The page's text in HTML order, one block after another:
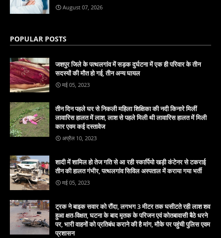
August 07, 2026
POPULAR POSTS
जशपुर जिले के पत्थलगांव में सड़क दुर्घटना में एक ही परिवार के तीन
सदस्यों की मौत हो गई, तीन अन्य घायल
मई 05, 2023
तीन दिन पहले घर से निकली महिला शिक्षिका की नदी किनारे मिलीं
लावारिस हालत में लाश, लाश से पहले मिली थी लावारिस हालत में मिली
कार एवम कई दस्तावेज
अप्रैल 10, 2023
शादी में शामिल हो तेज गति से आ रही स्कार्पियो खड़ी कंटेनर से टकराई
तीन की हालत गंभीर, पत्थलगांव सिविल अस्पताल में कराया गया भर्ती
मई 05, 2023
ट्रक ने बाइक सवार को रौंदा, लगभग 3 मीटर तक घसीटते रही लाश शव
हुआ क्षत-विक्षत, घटना के बाद मृतक के परिजन एवं कोतबावासी बैठे धरने
पर, भारी वाहनों को प्रतिबंध कराने की है मांग, मौके पर पहुंची पुलिस एवम
प्रशासन